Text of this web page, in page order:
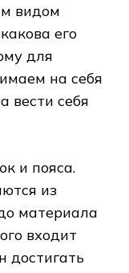
видом
его
для
на себя
вести себя
и пояса.
из
материала
входит
достигать